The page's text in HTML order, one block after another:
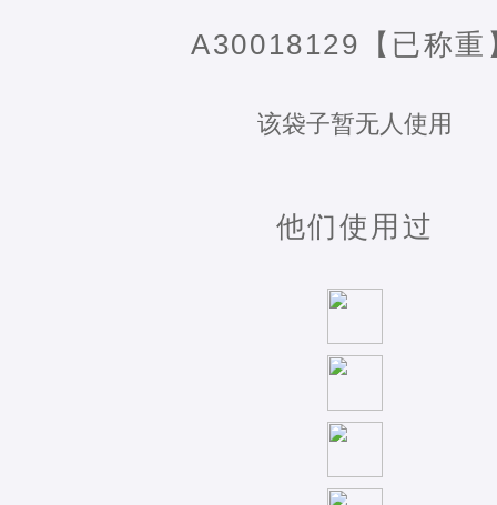
A30018129【已称重
该袋子暂无人使用
他们使用过